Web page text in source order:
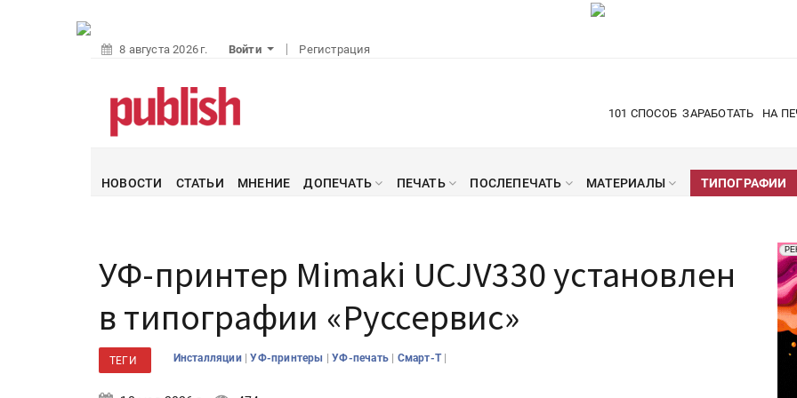
8 августа 2026 г. Войти Регистрация
101 СПОСОБ ЗАРАБОТАТЬ НА
НОВОСТИ СТАТЬИ МНЕНИЕ ДОПЕЧАТЬ ПЕЧАТЬ ПОСЛЕПЕЧАТЬ МАТЕРИАЛЫ ТИПОГРАФИИ
УФ-принтер Mimaki UCJV330 установлен
в типографии «Руссервис»
ТЕГИ Инсталляции |УФ-принтеры |УФ-печать | Смарт-Т |